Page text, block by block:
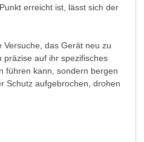
erreicht ist, lässt sich der
das Gerät neu zu
präzise auf ihr spezifisches
führen kann, sondern bergen
Schutz aufgebrochen, drohen